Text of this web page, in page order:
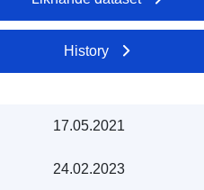
History
17.05.2021
24.02.2023